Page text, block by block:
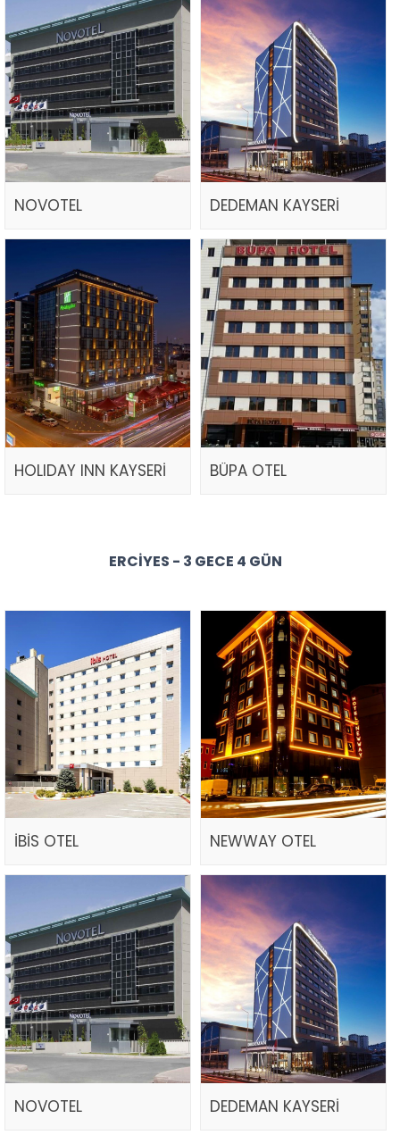
NOVOTEL DEDEMAN KAYSERİ
HOLIDAY INN KAYSERİ BÜPA OTEL
ERCIYES - 3 GECE 4 GÜN
İBİS OTEL NEWWAY OTEL
NOVOTEL DEDEMAN KAYSERİ